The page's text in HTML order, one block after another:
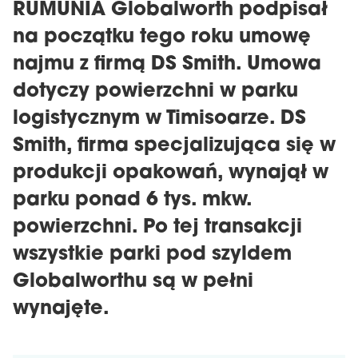
RUMUNIA Globalworth podpisał
na początku tego roku umowę
najmu z firmą DS Smith. Umowa
dotyczy powierzchni w parku
logistycznym w Timisoarze. DS
Smith, firma specjalizująca się w
produkcji opakowań, wynajął w
parku ponad 6 tys. mkw.
powierzchni. Po tej transakcji
wszystkie parki pod szyldem
Globalworthu są w pełni
wynajęte.